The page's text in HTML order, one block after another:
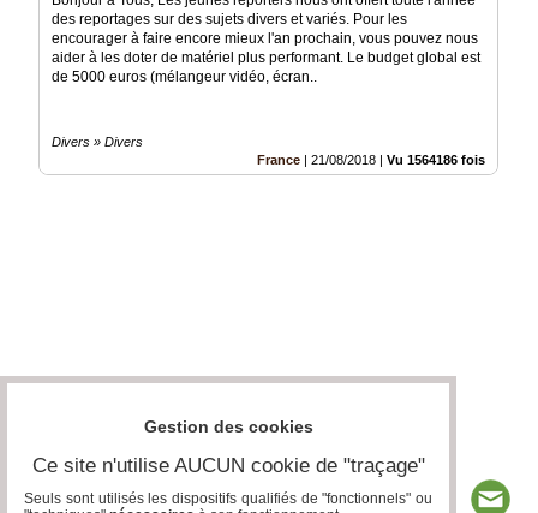
des reportages sur des sujets divers et variés. Pour les
encourager à faire encore mieux l'an prochain, vous pouvez nous
aider à les doter de matériel plus performant. Le budget global est
de 5000 euros (mélangeur vidéo, écran..
Divers » Divers
France
21/08/2018 Vu 1564186 fois
Gestion des cookies
Ce site n'utilise AUCUN cookie de "traçage"
Seuls sont utilisés les dispositifs qualifiés de "fonctionnels" ou